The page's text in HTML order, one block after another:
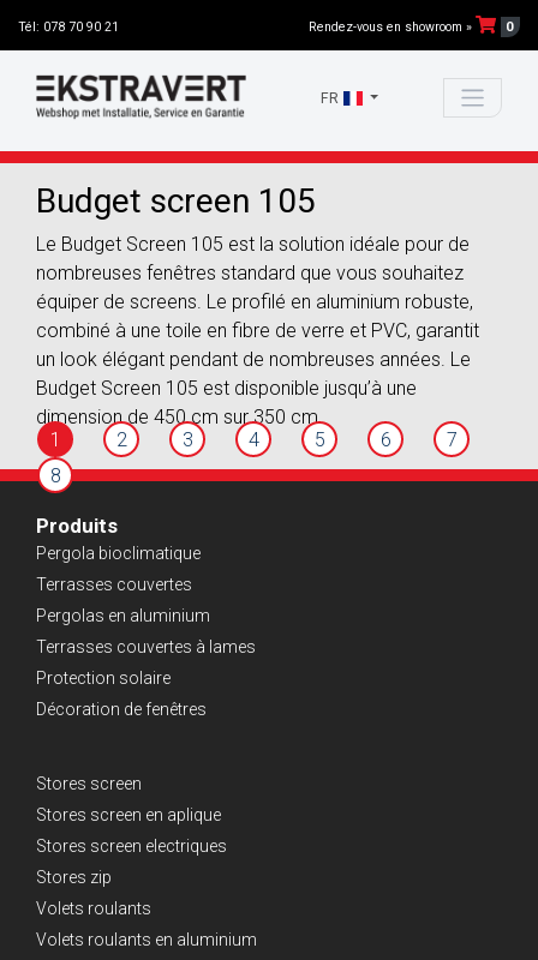
Tél: 078 70 90 21 Rendez-vous en showroom » 0
FR
Budget screen 105
Le Budget Screen 105 est la solution idéale pour de
nombreuses fenêtres standard que vous souhaitez
équiper de screens. Le profilé en aluminium robuste,
combiné à une toile en fibre de verre et PVC, garantit
un look élégant pendant de nombreuses années. Le
Budget Screen 105 est disponible jusqu’à une
dimension de 450 cm sur 350 cm.
1
2 3 4 5 6
7
8
Produits
Pergola bioclimatique
Terrasses couvertes
Pergolas en aluminium
Terrasses couvertes à lames
Protection solaire
Décoration de fenêtres
Stores screen
Stores screen en aplique
Stores screen electriques
Stores zip
Volets roulants
Volets roulants en aluminium